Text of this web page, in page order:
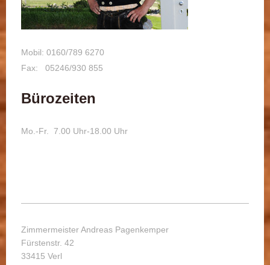
Mobil: 0160/789 6270
Fax: 05246/930 855
Bürozeiten
Mo.-Fr. 7.00 Uhr-18.00 Uhr
Zimmermeister Andreas Pagenkemper
Fürstenstr. 42
33415 Verl